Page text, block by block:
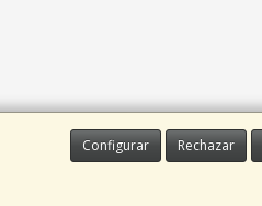
Configurar Rechazar